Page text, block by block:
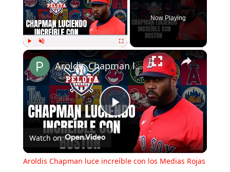
Play Unmute Fullscreen
Now Playing
Play
Video
Aroldis Chapman luce increíble con los Medias Rojas de Boston
Watch on
Aroldis Chapman luce increíble con los Medias Rojas